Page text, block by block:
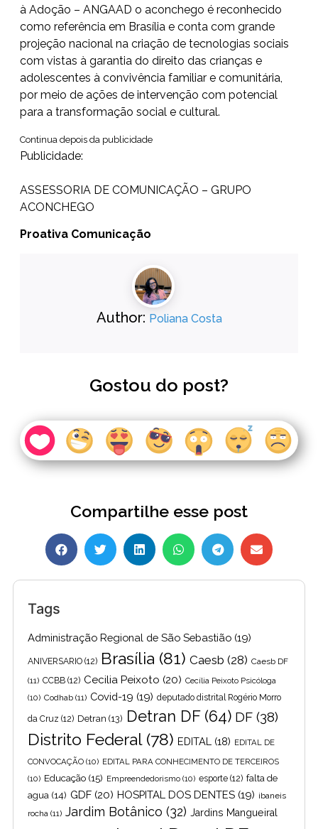
à Adoção – ANGAAD o aconchego é reconhecido
como referência em Brasília e conta com grande
projeção nacional na criação de tecnologias sociais
com vistas à garantia do direito das crianças e
adolescentes à convivência familiar e comunitária,
por meio de ações de intervenção com potencial
para a transformação social e cultural.
Continua depois da publicidade
Publicidade:
ASSESSORIA DE COMUNICAÇÃO – GRUPO
ACONCHEGO
Proativa Comunicação
Author: Poliana Costa
Gostou do post?
Compartilhe esse post
Tags
Administração Regional de São Sebastião (19)
ANIVERSARIO (12) Brasília (81) Caesb (28) Caesb DF
(11) CCBB (12) Cecilia Peixoto (20) Cecília Peixoto Psicóloga
(10) Codhab (11) Covid-19 (19) deputado distrital Rogério Morro
da Cruz (12) Detran (13) Detran DF(64) DF (38)
Distrito Federal(78) EDITAL (18) EDITAL DE
CONVOCAÇÃO (10) EDITAL PARA CONHECIMENTO DE TERCEIROS
(10) Educação (15) Empreendedorismo (10) esporte (12) falta de
agua (14) GDF (20) HOSPITAL DOS DENTES (19) ibaneis
rocha (11) Jardim Botânico (32) Jardins Mangueiral